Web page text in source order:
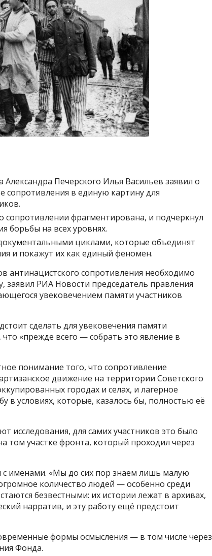
Печерского Илья Васильев заявил о
сопротивления в единую картину для
сопротивлении фрагментирована, и подчеркнул
борьбы на всех уровнях.
циклами, которые объединят
и покажут их как единый феномен.
антинацистского сопротивления необходимо
заявил РИА Новости председатель правления
увековечением памяти участников
сделать для увековечения памяти
«прежде всего — собрать это явление в
понимание того, что сопротивление
движение на территории Советского
городах и селах, и лагерное
в условиях, которые, казалось бы, полностью её
исследования, для самих участников это было
участке фронта, который проходил через
именами. «Мы до сих пор знаем лишь малую
количество людей — особенно среди
безвестными: их истории лежат в архивах,
нарратив, и эту работу ещё предстоит
формы осмысления — в том числе через
Фонда.